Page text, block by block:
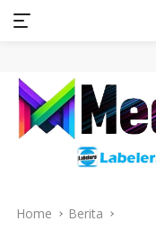
Skip
content
Home Berita